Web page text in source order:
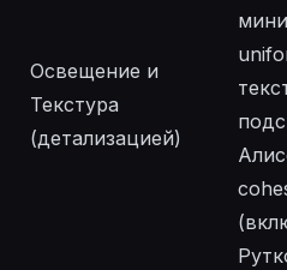
Освещение и
Текстура
(детализацией)